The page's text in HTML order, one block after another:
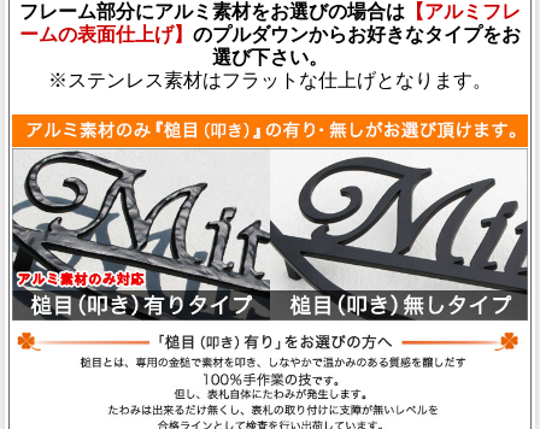
フレーム部分にアルミ素材をお選びの場合は 【アルミフレ
ームの表面仕上げ】 のプルダウンからお好きなタイプをお
選び下さい。
※ステンレス素材はフラットな仕上げとなります。